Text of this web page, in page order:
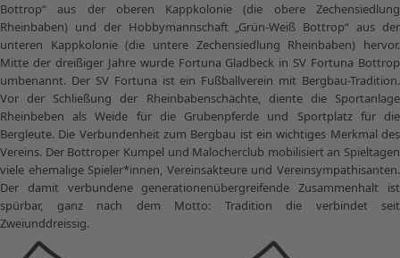
Bottrop“ aus der oberen Kappkolonie (die obere Zechensiedlung
Rheinbaben) und der Hobbymannschaft „Grün-Weiß Bottrop“ aus der
unteren Kappkolonie (die untere Zechensiedlung Rheinbaben) hervor.
Mitte der dreißiger Jahre wurde Fortuna Gladbeck in SV Fortuna Bottrop
umbenannt. Der SV Fortuna ist ein Fußballverein mit Bergbau-Tradition.
Vor der Schließung der Rheinbabenschächte, diente die Sportanlage
Rheinbeben als Weide für die Grubenpferde und Sportplatz für die
Bergleute. Die Verbundenheit zum Bergbau ist ein wichtiges Merkmal des
Vereins. Der Bottroper Kumpel und Malocherclub mobilisiert an Spieltagen
viele ehemalige Spieler*innen, Vereinsakteure und Vereinsympathisanten.
Der damit verbundene generationenübergreifende Zusammenhalt ist
spürbar, ganz nach dem Motto: Tradition die verbindet seit
Zweiunddreissig.